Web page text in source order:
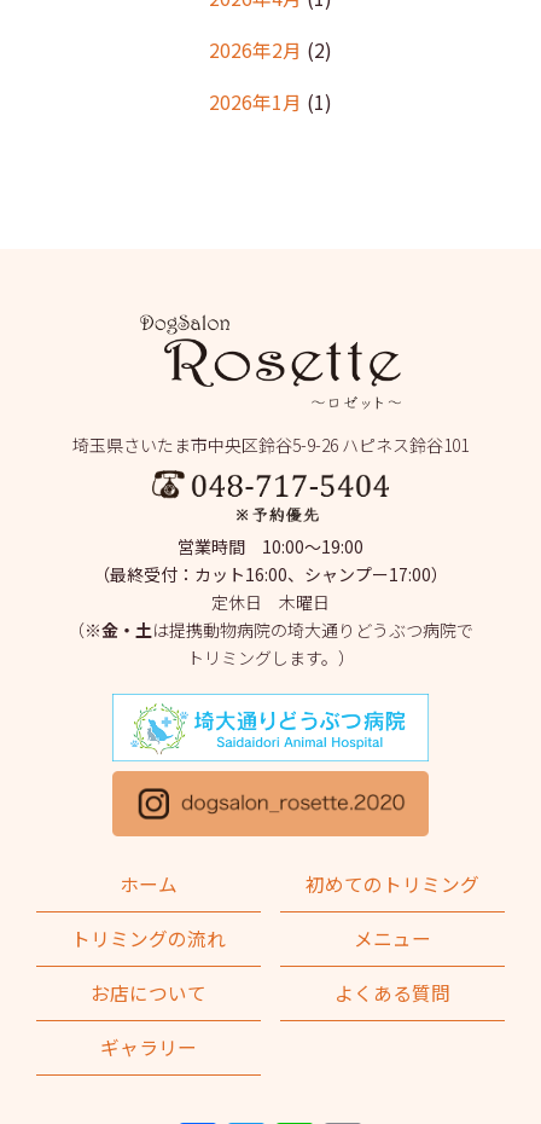
2026年2月 (2)
2026年1月 (1)
2025年8月(2)
(2)
2025年5月(4)
2025年4月
(1)
2025年3月(2)
2025年2月(4)
2025年1月(1)
2024年12月(1)
2024年10月(2)
2024年9月
埼玉県さいたま市中央区鈴谷5-9-26 ハピネス鈴谷101
営業時間 10:00～19:00
（最終受付：カット16:00、シャンプー17:00）
定休日 木曜日
（※金・土は提携動物病院の埼大通りどうぶつ病院で
トリミングします。）
ホーム
初めてのトリミング
トリミングの流れ
メニュー
お店について
よくある質問
ギャラリー